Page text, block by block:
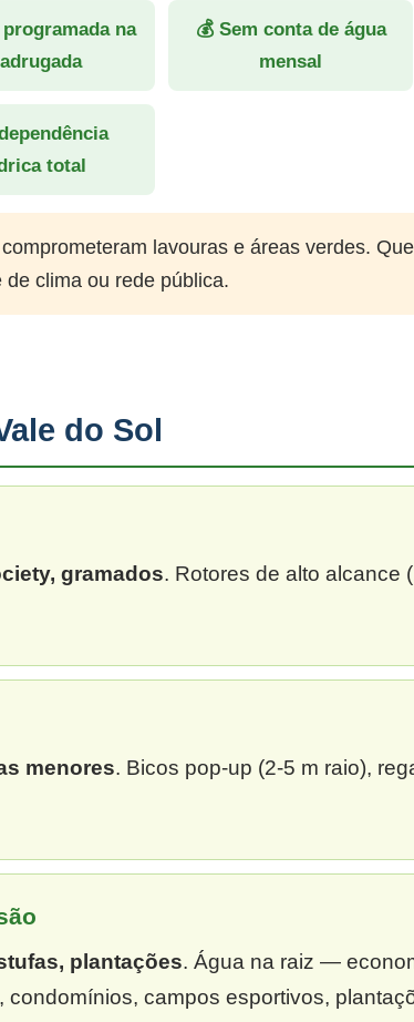
programada na
💰 Sem conta de água
mensal
total
lavouras e áreas verdes.
clima ou rede pública.
do Sol
gramados. Rotores de alto alcance
menores. Bicos pop-up (2-5 m raio),
plantações. Água na raiz —
condomínios, campos esportivos,